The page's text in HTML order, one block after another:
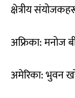
क्षेत्रीय
अफ्रिका: मनोज
अमेरिका: भुवन